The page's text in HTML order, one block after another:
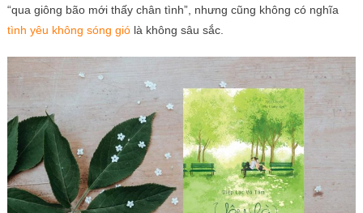
“qua giông bão mới thấy chân tình”, nhưng cũng không có nghĩa
tình yêu không sóng giólà không sâu sắc.